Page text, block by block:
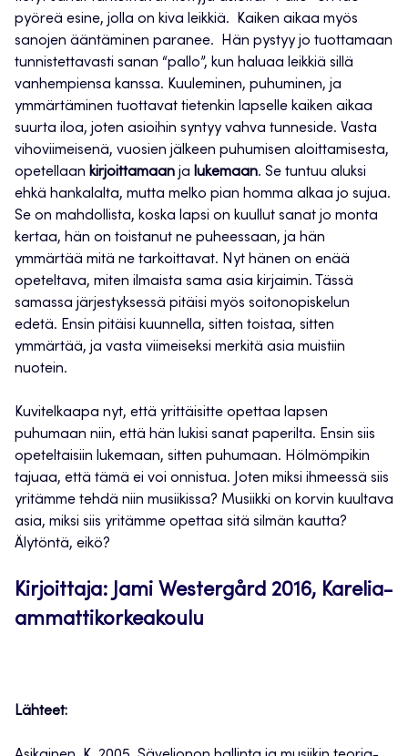
pyöreä esine, jolla on kiva leikkiä. Kaiken aikaa myös
sanojen ääntäminen paranee. Hän pystyy jo tuottamaan
tunnistettavasti sanan “pallo”, kun haluaa leikkiä sillä
vanhempiensa kanssa. Kuuleminen, puhuminen, ja
ymmärtäminen tuottavat tietenkin lapselle kaiken aikaa
suurta iloa, joten asioihin syntyy vahva tunneside. Vasta
vihoviimeisenä, vuosien jälkeen puhumisen aloittamisesta,
opetellaan kirjoittamaan ja lukemaan. Se tuntuu aluksi
ehkä hankalalta, mutta melko pian homma alkaa jo sujua.
Se on mahdollista, koska lapsi on kuullut sanat jo monta
kertaa, hän on toistanut ne puheessaan, ja hän
ymmärtää mitä ne tarkoittavat. Nyt hänen on enää
opeteltava, miten ilmaista sama asia kirjaimin. Tässä
samassa järjestyksessä pitäisi myös soitonopiskelun
edetä. Ensin pitäisi kuunnella, sitten toistaa, sitten
ymmärtää, ja vasta viimeiseksi merkitä asia muistiin
nuotein.
Kuvitelkaapa nyt, että yrittäisitte opettaa lapsen
puhumaan niin, että hän lukisi sanat paperilta. Ensin siis
opeteltaisiin lukemaan, sitten puhumaan. Hölmömpikin
tajuaa, että tämä ei voi onnistua. Joten miksi ihmeessä siis
yritämme tehdä niin musiikissa? Musiikki on korvin kuultava
asia, miksi siis yritämme opettaa sitä silmän kautta?
Älytöntä, eikö?
Kirjoittaja: Jami Westergård 2016, Karelia-
ammattikorkeakoulu
Lähteet: